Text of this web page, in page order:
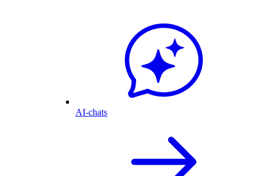
AI-chats